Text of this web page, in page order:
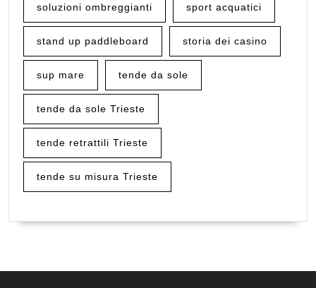
soluzioni ombreggianti sport acquatici
stand up paddleboard storia dei casino
sup mare tende da sole
tende da sole Trieste
tende retrattili Trieste
tende su misura Trieste